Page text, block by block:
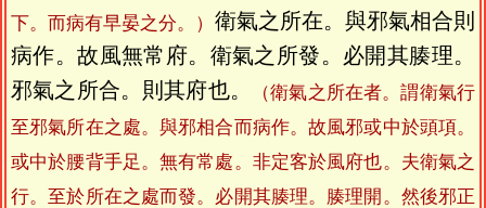
下。而病有早晏之分。） 衛氣之所在。與邪氣相合則
病作。故風無常府。衛氣之所發。必開其腠理。
邪氣之所合。則其府也。
（衛氣之所在者。謂衛氣行
至邪氣所在之處。與邪相合而病作。故風邪或中於頭項。
或中於腰背手足。無有常處。非定客於風府也。夫衛氣之
行。至於所在之處而發。必開其腠理。腠理開。然後邪正